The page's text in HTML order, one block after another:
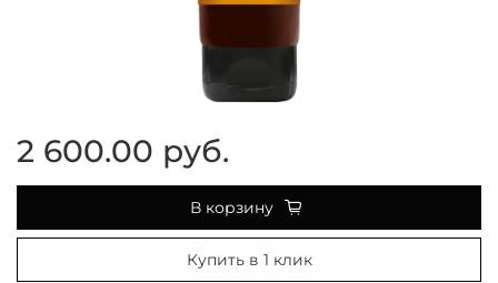
2 600.00 руб.
В корзину
Купить в 1 клик